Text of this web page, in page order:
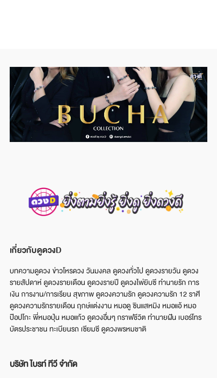
เกี่ยวกับดูดวงD
บทความดูดวง ข่าวโหรดวง วันมงคล ดูดวงทั่วไป ดูดวงรายวัน ดูดวง
รายสัปดาห์ ดูดวงรายเดือน ดูดวงรายปี ดูดวงไพ่ยิบซี ทำนายรัก การ
เงิน การงาน/การเรียน สุขภาพ ดูดวงความรัก ดูดวงความรัก 12 ราศี
ดูดวงความรักรายเดือน ฤกษ์แต่งงาน หมอดู ซินแสหมิง หมอแอ้ หมอ
ป๊อปโกะ พี่หมอปุ่น หมอแก้ว ดูดวงอื่นๆ กราฟชีวิต ทำนายฝัน เบอร์โทร
บัตรประชาชน ทะเบียนรถ เซียมซี ดูดวงพรหมชาติ
บริษัท ไบรท์ ทีวี จำกัด